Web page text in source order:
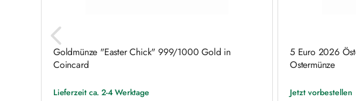
Goldmünze "Easter Chick" 999/1000 Gold in
Coincard
Lieferzeit ca. 2-4 Werktage
5 Euro 2026
Ostermünze
Jetzt vorbestellen